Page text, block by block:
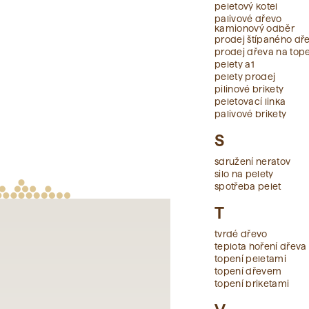
peletový kotel
palivové dřevo
kamionový odběr
prodej štípaného
prodej dřeva na
pelety a1
pelety prodej
pilinové brikety
peletovací linka
palivové brikety
S
sdružení neratov
silo na pelety
spotřeba pelet
T
tvrdé dřevo
teplota hoření dřeva
topení peletami
topení dřevem
topení briketami